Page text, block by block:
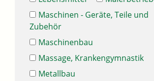
Maschinen - Geräte, Teile und
Zubehör
Maschinenbau
Massage, Krankengymnastik
Metallbau